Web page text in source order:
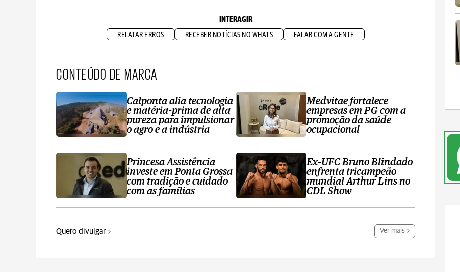
INTERAGIR
RELATAR ERROS RECEBER NOTÍCIAS NO WHATS FALAR COM A GENTE
CONTEÚDO DE MARCA
Calponta alia tecnologia
e matéria-prima de alta
pureza para impulsionar
o agro e a indústria
Princesa Assistência
investe em Ponta Grossa
com tradição e cuidado
com as famílias
Medvitae fortalece
empresas em PG com a
promoção da saúde
ocupacional
Ex-UFC Bruno Blindado
enfrenta tricampeão
mundial Arthur Lins no
CDL Show
Quero divulgar Ver mais